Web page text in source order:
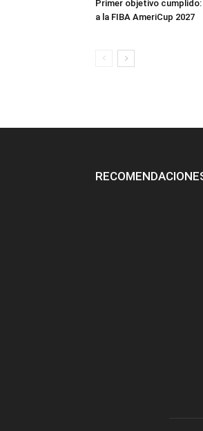
Primer objetivo
a la FIBA AmeriCup 2027